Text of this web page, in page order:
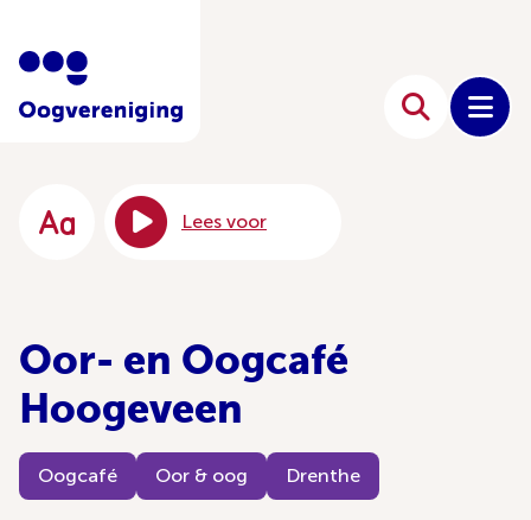
Lees voor
Oor- en Oogcafé
Hoogeveen
Oogcafé Oor & oog Drenthe